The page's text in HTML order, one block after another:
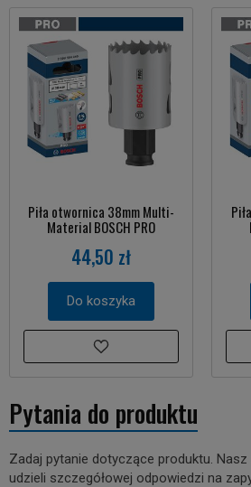
Piła otwornica 38mm Multi-
Material BOSCH PRO
44,50 zł
Do koszyka
Pytania do produktu
Zadaj pytanie dotyczące produktu.
udzieli szczegółowej odpowiedzi na